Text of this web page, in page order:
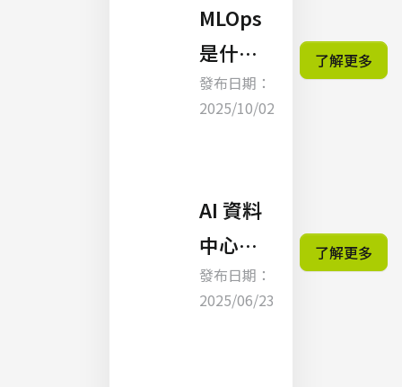
MLOps
是什
麼？現
代機器
或缺的
要素！
發布日期：
2025/10/02
了解更多
AI 資料
中心整
合與管
理解決
發布日期：
2025/06/23
了解更多